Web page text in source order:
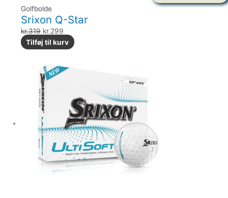
Golfbolde
Srixon Q-Star
kr.319 kr.299
Tilføj til kurv